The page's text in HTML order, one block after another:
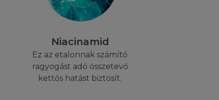
Niacinamid
Ez az etalonnak számító
ragyogást adó összetevő
kettős hatást biztosít.
azon felül a
vagy egy
feltételeiről,